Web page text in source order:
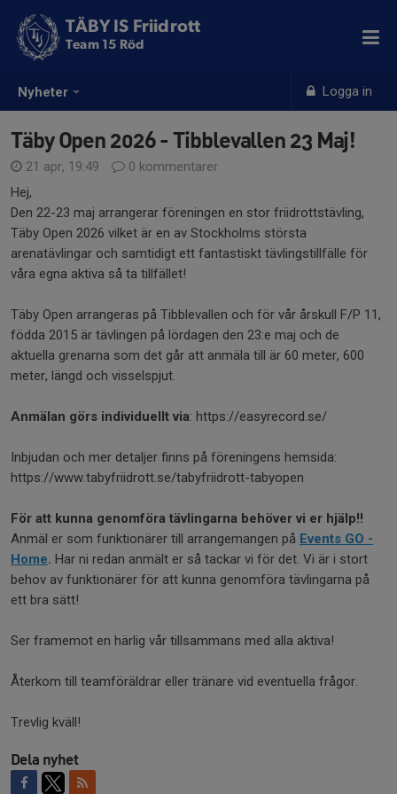
Nyheter Logga in
TÄBY IS Friidrott
Team 15 Röd
Täby Open 2026 - Tibblevallen 23 Maj!
21 apr, 19:49
0 kommentarer
Hej,
Den 22-23 maj arrangerar föreningen en stor friidrottstävling,
Täby Open 2026 vilket är en av Stockholms största
arenatävlingar och samtidigt ett fantastiskt tävlingstillfälle för
våra egna aktiva så ta tillfället!
Täby Open arrangeras på Tibblevallen och för vår årskull F/P 11,
födda 2015 är tävlingen på lördagen den 23:e maj och de
aktuella grenarna som det går att anmäla till är 60 meter, 600
meter, längd och visselspjut.
Anmälan görs individuellt via: https://easyrecord.se/
Inbjudan och mer detaljer finns på föreningens hemsida:
https://www.tabyfriidrott.se/tabyfriidrott-tabyopen
För att kunna genomföra tävlingarna behöver vi er hjälp!!
Anmäl er som funktionärer till arrangemangen på Events GO -
Home. Har ni redan anmält er så tackar vi för det. Vi är i stort
behov av funktionärer för att kunna genomföra tävlingarna på
ett bra sätt!
Ser framemot en härlig vår tillsammans med alla aktiva!
Återkom till teamföräldrar eller tränare vid eventuella frågor.
Trevlig kväll!
Dela nyhet